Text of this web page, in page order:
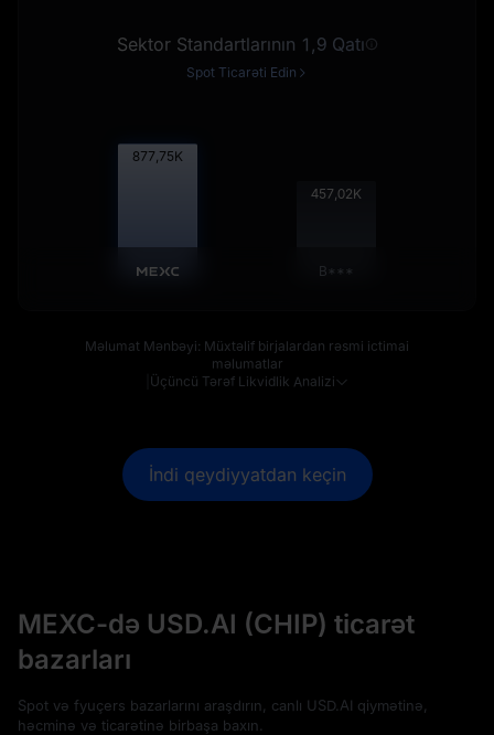
Sektor Standartlarının 1,9 Qatı
Spot Ticarəti Edin
878,73K
457,52K
B***
Məlumat Mənbəyi: Müxtəlif birjalardan rəsmi ictimai
məlumatlar
Üçüncü Tərəf Likvidlik Analizi
İndi qeydiyyatdan keçin
MEXC-də USD.AI (CHIP) ticarət
bazarları
Spot və fyuçers bazarlarını araşdırın, canlı USD.AI qiymətinə,
həcminə və ticarətinə birbaşa baxın.